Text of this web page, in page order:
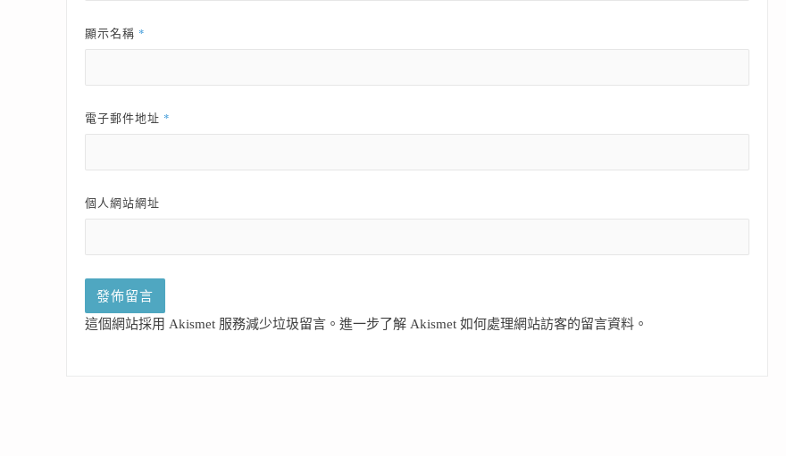
顯示名稱 *
電子郵件地址 *
個人網站網址
這個網站採用 Akismet 服務減少垃圾留言。 進一步了解 Akismet 如何處理網站訪客的留言資料 。